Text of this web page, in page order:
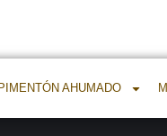
PIMENTÓN AHUMADO